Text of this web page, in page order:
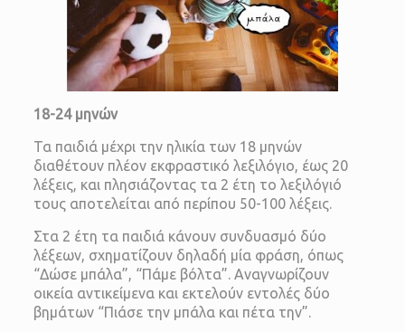
18-24 μηνών
Τα παιδιά μέχρι την ηλικία των 18 μηνών
διαθέτουν πλέον εκφραστικό λεξιλόγιο, έως 20
λέξεις, και πλησιάζοντας τα 2 έτη το λεξιλόγιό
τους αποτελείται από περίπου 50-100 λέξεις.
Στα 2 έτη τα παιδιά κάνουν συνδυασμό δύο
λέξεων, σχηματίζουν δηλαδή μία φράση, όπως
“Δώσε μπάλα”, “Πάμε βόλτα”. Αναγνωρίζουν
οικεία αντικείμενα και εκτελούν εντολές δύο
βημάτων “Πιάσε την μπάλα και πέτα την”.